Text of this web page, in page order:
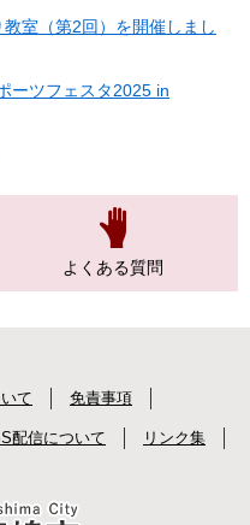
室（第2回）を開催しまし
ーツフェスタ2025 in
よくある質問
て 免責事項
配信について リンク集